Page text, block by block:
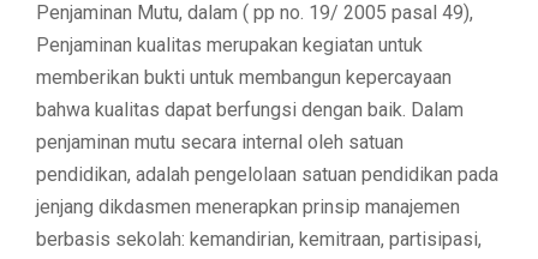
Penjaminan Mutu, dalam ( pp no. 19/ 2005 pasal 49),
Penjaminan kualitas merupakan kegiatan untuk
memberikan bukti untuk membangun kepercayaan
bahwa kualitas dapat berfungsi dengan baik. Dalam
penjaminan mutu secara internal oleh satuan
pendidikan, adalah pengelolaan satuan pendidikan pada
jenjang dikdasmen menerapkan prinsip manajemen
berbasis sekolah: kemandirian, kemitraan, partisipasi,